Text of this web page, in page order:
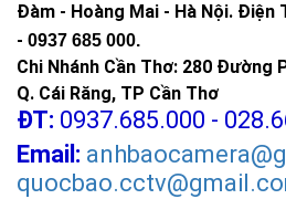
Đàm - Hoàng Mai - Hà Nội. Điện
- 0937 685 000.
Chi Nhánh Cần Thơ: 280 Đường
Q. Cái Răng, TP Cần Thơ
ĐT: 0937.685.000 -
Email: